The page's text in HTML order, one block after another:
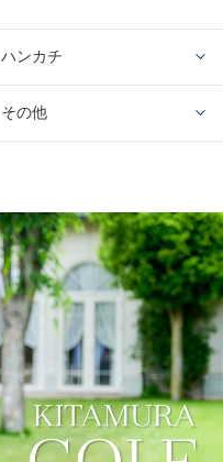
ハンカチ
その他